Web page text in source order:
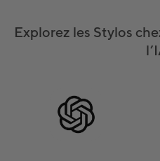
Explorez les Stylos